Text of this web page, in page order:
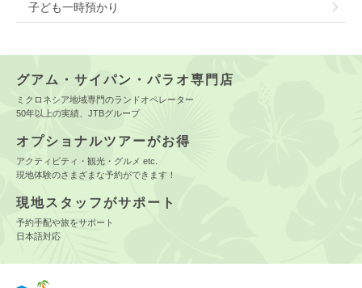
子ども一時預かり
グアム・サイパン・パラオ専門店
ミクロネシア地域専門のランドオペレーター
50年以上の実績、JTBグループ
オプショナルツアーがお得
アクティビティ・観光・グルメ etc.
現地体験のさまざまな予約ができます！
現地スタッフがサポート
予約手配や旅をサポート
日本語対応